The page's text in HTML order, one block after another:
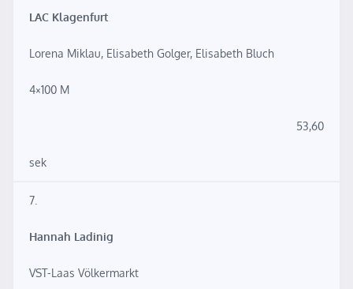
LAC Klagenfurt
Lorena Miklau, Elisabeth Golger, Elisabeth Bluch
4×100 M
53,60
sek
7.
Hannah Ladinig
VST-Laas Völkermarkt